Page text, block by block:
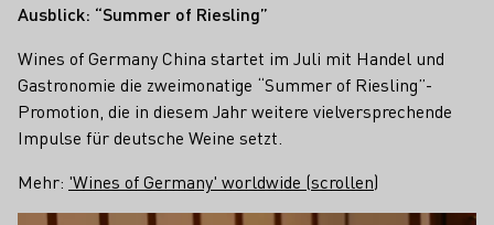
Ausblick: “Summer of Riesling”
Wines of Germany China startet im Juli mit Handel und
Gastronomie die zweimonatige “Summer of Riesling”-
Promotion, die in diesem Jahr weitere vielversprechende
Impulse für deutsche Weine setzt.
Mehr: 'Wines of Germany' worldwide (scrollen)